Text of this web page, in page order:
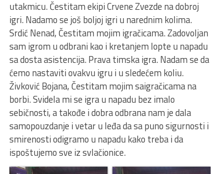
utakmicu. Čestitam ekipi Crvene Zvezde na dobroj
igri. Nadamo se još boljoj igri u narednim kolima.
Srdić Nenad, Čestitam mojim igračicama. Zadovoljan
sam igrom u odbrani kao i kretanjem lopte u napadu
sa dosta asistencija. Prava timska igra. Nadam se da
ćemo nastaviti ovakvu igru i u sledećem koliu.
Živković Bojana, Čestitam mojim saigračicama na
borbi. Svidela mi se igra u napadu bez imalo
sebičnosti, a takođe i dobra odbrana nam je dala
samopouzdanje i vetar u leđa da sa puno sigurnosti i
smirenosti odigramo u napadu kako treba i da
ispoštujemo sve iz svlačionice.